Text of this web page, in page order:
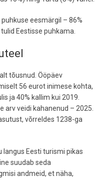
eesmärgil – 86%
Eestisse puhkama.
tõusnud. Ööpäev
56 eurot inimese kohta,
ja 40% kallim kui 2019.
arv veidi kahanenud – 2025.
võrreldes 1238-ga
langus Eesti turismi pikas
suudab seda
andmeid, et näha,